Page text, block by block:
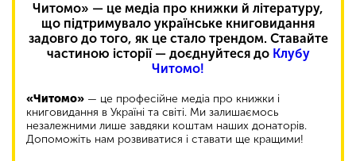
Читомо» — це медіа про книжки й літературу,
що підтримувало українське книговидання
задовго до того, як це стало трендом. Ставайте
частиною історії — доєднуйтеся до Клубу
Читомо!
«Читомо» — це професійне медіа про книжки і
книговидання в Україні та світі. Ми залишаємось
незалежними лише завдяки коштам наших донаторів.
Допоможіть нам розвиватися і ставати ще кращими!